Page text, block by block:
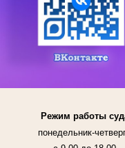
Режим работы
понедельник-